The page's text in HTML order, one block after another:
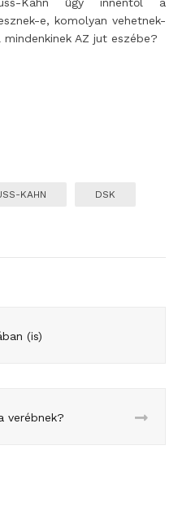
e, komolyan vehetnek-
AZ jut eszébe?
KAHN DSK
(is)
verébnek?